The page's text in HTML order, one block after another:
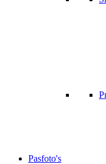
Pasfoto's